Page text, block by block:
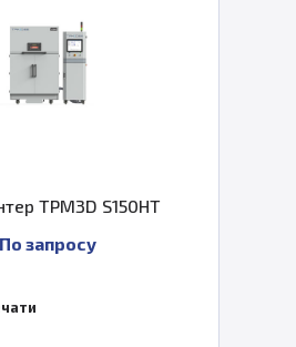
TPM3D S150HT
По запросу